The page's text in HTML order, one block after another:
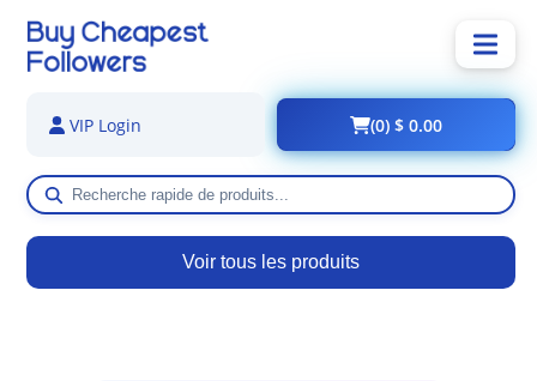
Voir tous les produits
VIP Login (0) $ 0.00